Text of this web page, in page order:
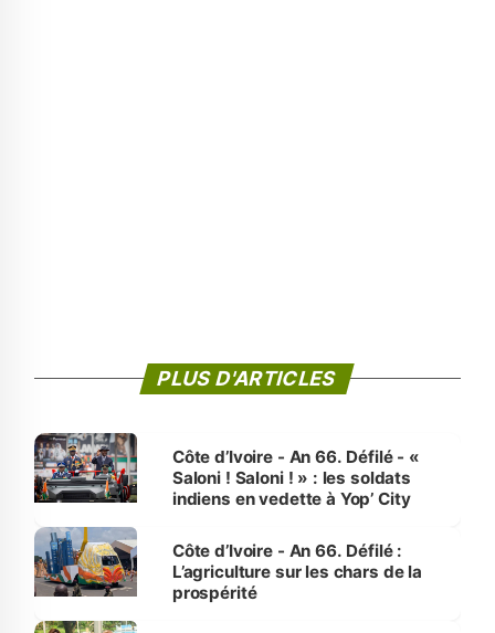
PLUS D'ARTICLES
Côte d’Ivoire - An 66. Défilé - «
Saloni ! Saloni ! » : les soldats
indiens en vedette à Yop’ City
Côte d’Ivoire - An 66. Défilé :
L’agriculture sur les chars de la
prospérité